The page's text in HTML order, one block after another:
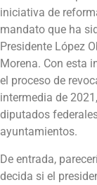
iniciativa de
mandato que ha
Presidente López
Morena. Con esta
el proceso de
intermedia de
diputados
ayuntamientos.
De entrada,
decida si el